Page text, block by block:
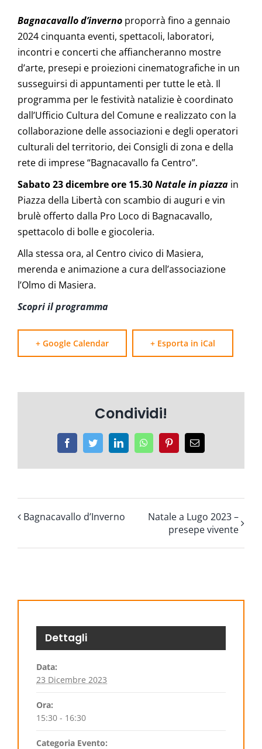
Bagnacavallo d’inverno proporrà fino a gennaio
2024 cinquanta eventi, spettacoli, laboratori,
incontri e concerti che affiancheranno mostre
d’arte, presepi e proiezioni cinematografiche in un
susseguirsi di appuntamenti per tutte le età. Il
programma per le festività natalizie è coordinato
dall’Ufficio Cultura del Comune e realizzato con la
collaborazione delle associazioni e degli operatori
culturali del territorio, dei Consigli di zona e della
rete di imprese “Bagnacavallo fa Centro”.
Sabato 23 dicembre ore 15.30Natale in piazza in
Piazza della Libertà con scambio di auguri e vin
brulè offerto dalla Pro Loco di Bagnacavallo,
spettacolo di bolle e giocoleria.
Alla stessa ora, al Centro civico di Masiera,
merenda e animazione a cura dell’associazione
l’Olmo di Masiera.
Scopri il programma
+ Google Calendar + Esporta in iCal
Condividi!
FacebookTwitterLinkedInWhatsAppPinterestEmail
Bagnacavallo d’Inverno
Natale a Lugo 2023 –
presepe vivente
Dettagli
Data:
23 Dicembre 2023
Ora:
15:30 - 16:30
Categoria Evento: